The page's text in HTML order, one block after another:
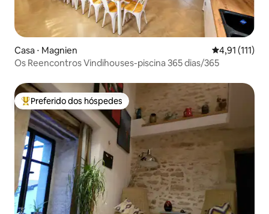
Casa ⋅ Magnien 4,91 de uma
4,91 (111)
Os Reencontros Vindihouses-piscina 365 dias/365
Entre os melhores preferidos dos hóspedes
Preferido dos hóspedes